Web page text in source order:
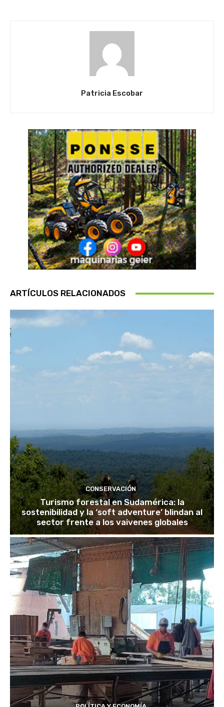
Patricia Escobar
ARTÍCULOS RELACIONADOS
CONSERVACIÓN
Turismo forestal en Sudamérica: la
sostenibilidad y la ‘soft adventure’ blindan al
sector frente a los vaivenes globales